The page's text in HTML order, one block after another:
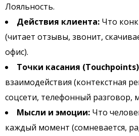
Лояльность.
Действия клиента: Что
(читает отзывы, звонит,
офис).
Точки касания
взаимодействия (контекстная
соцсети, телефонный разговор,
Мысли и эмоции: Что
каждый момент (сомневается,